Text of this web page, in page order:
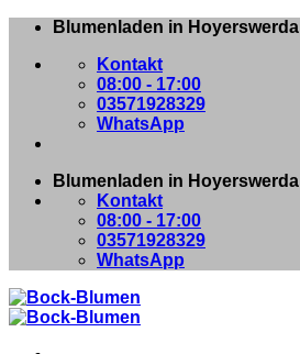
Zum
springen
Blumenladen in Hoyerswerda
Kontakt
08:00 - 17:00
03571928329
WhatsApp
Blumenladen in Hoyerswerda
Kontakt
08:00 - 17:00
03571928329
WhatsApp